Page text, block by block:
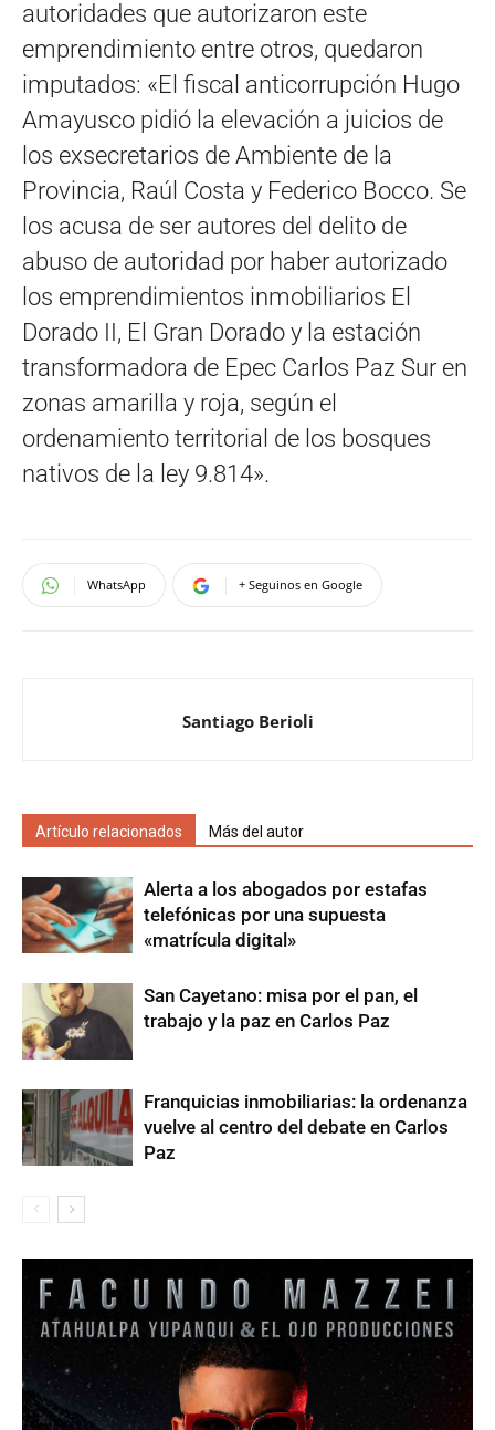
autoridades que autorizaron este
emprendimiento entre otros, quedaron
imputados: «El fiscal anticorrupción Hugo
Amayusco pidió la elevación a juicios de
los exsecretarios de Ambiente de la
Provincia, Raúl Costa y Federico Bocco. Se
los acusa de ser autores del delito de
abuso de autoridad por haber autorizado
los emprendimientos inmobiliarios El
Dorado II, El Gran Dorado y la estación
transformadora de Epec Carlos Paz Sur en
zonas amarilla y roja, según el
ordenamiento territorial de los bosques
nativos de la ley 9.814».
WhatsApp + Seguinos en Google
Santiago Berioli
Artículo relacionados Más del autor
Alerta a los abogados por estafas
telefónicas por una supuesta
«matrícula digital»
San Cayetano: misa por el pan, el
trabajo y la paz en Carlos Paz
Franquicias inmobiliarias: la ordenanza
vuelve al centro del debate en Carlos
Paz